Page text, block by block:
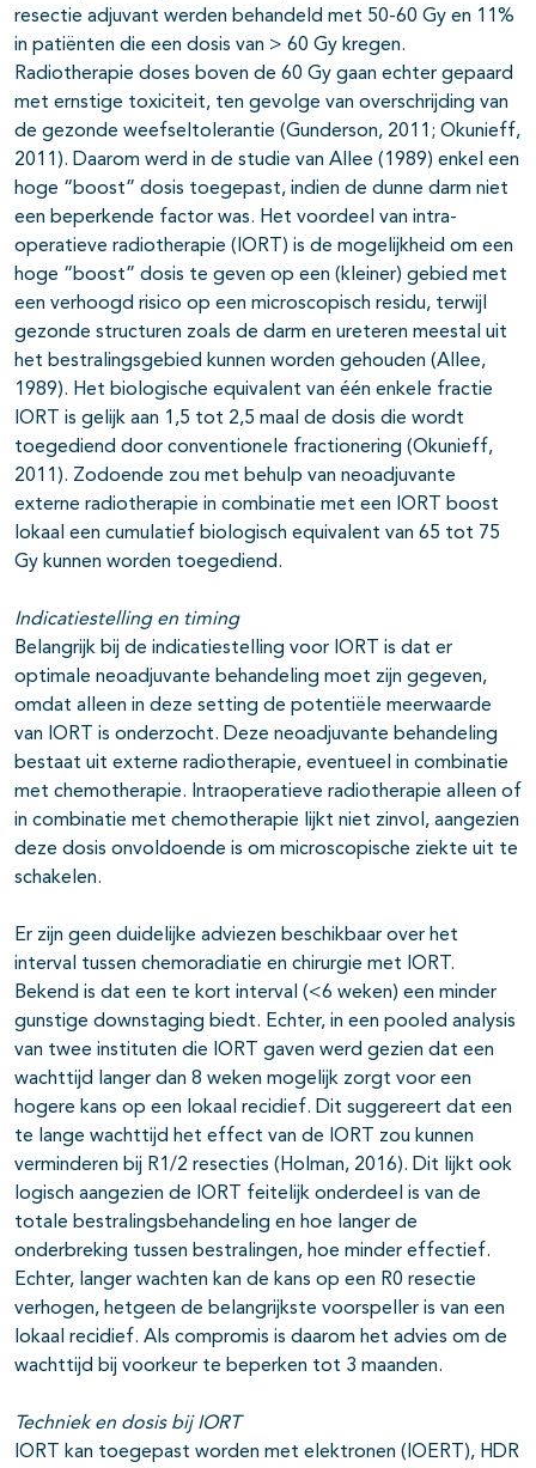
resectie adjuvant werden behandeld met 50-60 Gy en 11%
in patiënten die een dosis van > 60 Gy kregen.
Radiotherapie doses boven de 60 Gy gaan echter gepaard
met ernstige toxiciteit, ten gevolge van overschrijding van
de gezonde weefseltolerantie (Gunderson, 2011; Okunieff,
2011). Daarom werd in de studie van Allee (1989) enkel een
hoge “boost” dosis toegepast, indien de dunne darm niet
een beperkende factor was. Het voordeel van intra-
operatieve radiotherapie (IORT) is de mogelijkheid om een
hoge “boost” dosis te geven op een (kleiner) gebied met
een verhoogd risico op een microscopisch residu, terwijl
gezonde structuren zoals de darm en ureteren meestal uit
het bestralingsgebied kunnen worden gehouden (Allee,
1989). Het biologische equivalent van één enkele fractie
IORT is gelijk aan 1,5 tot 2,5 maal de dosis die wordt
toegediend door conventionele fractionering (Okunieff,
2011). Zodoende zou met behulp van neoadjuvante
externe radiotherapie in combinatie met een IORT boost
lokaal een cumulatief biologisch equivalent van 65 tot 75
Gy kunnen worden toegediend.
Indicatiestelling en timing
Belangrijk bij de indicatiestelling voor IORT is dat er
optimale neoadjuvante behandeling moet zijn gegeven,
omdat alleen in deze setting de potentiële meerwaarde
van IORT is onderzocht. Deze neoadjuvante behandeling
bestaat uit externe radiotherapie, eventueel in combinatie
met chemotherapie. Intraoperatieve radiotherapie alleen of
in combinatie met chemotherapie lijkt niet zinvol, aangezien
deze dosis onvoldoende is om microscopische ziekte uit te
schakelen.
Er zijn geen duidelijke adviezen beschikbaar over het
interval tussen chemoradiatie en chirurgie met IORT.
Bekend is dat een te kort interval (<6 weken) een minder
gunstige downstaging biedt. Echter, in een pooled analysis
van twee instituten die IORT gaven werd gezien dat een
wachttijd langer dan 8 weken mogelijk zorgt voor een
hogere kans op een lokaal recidief. Dit suggereert dat een
te lange wachttijd het effect van de IORT zou kunnen
verminderen bij R1/2 resecties (Holman, 2016). Dit lijkt ook
logisch aangezien de IORT feitelijk onderdeel is van de
totale bestralingsbehandeling en hoe langer de
onderbreking tussen bestralingen, hoe minder effectief.
Echter, langer wachten kan de kans op een R0 resectie
verhogen, hetgeen de belangrijkste voorspeller is van een
lokaal recidief. Als compromis is daarom het advies om de
wachttijd bij voorkeur te beperken tot 3 maanden.
Techniek en dosis bij IORT
IORT kan toegepast worden met elektronen (IOERT), HDR